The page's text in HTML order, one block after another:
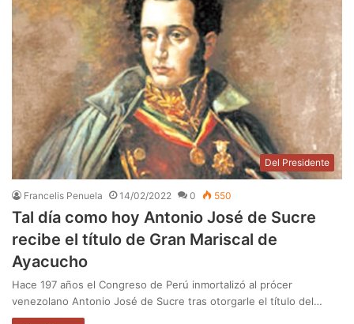
Del Presidente
Francelis Penuela 14/02/2022 0 550
Tal día como hoy Antonio José de Sucre
recibe el título de Gran Mariscal de
Ayacucho
Hace 197 años el Congreso de Perú inmortalizó al prócer
venezolano Antonio José de Sucre tras otorgarle el título del…